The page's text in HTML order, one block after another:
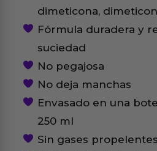
dimeticona,
Fórmula duradera y
suciedad
No pegajosa
No deja manchas
Envasado en una
250 ml
Sin gases